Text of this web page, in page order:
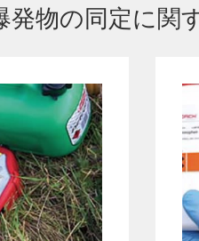
物の同定に関